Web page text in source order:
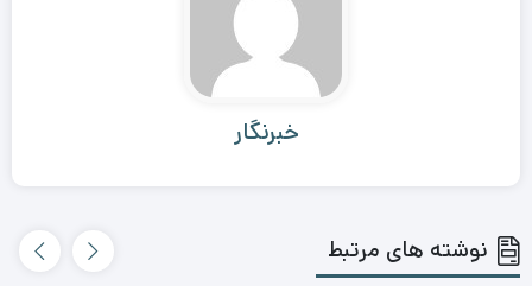
خبرنگار
نوشته های مرتبط